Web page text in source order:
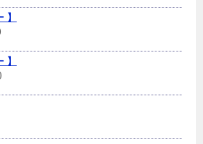
】
】